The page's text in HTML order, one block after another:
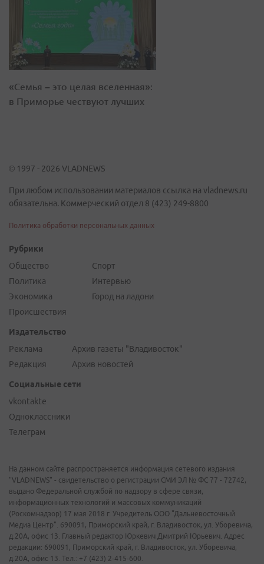
«Семья – это целая вселенная»:
в Приморье чествуют лучших
© 1997 - 2026 VLADNEWS
При любом использовании материалов ссылка на vladnews.ru
обязательна. Коммерческий отдел 8 (423) 249-8800
Политика обработки персональных данных
Рубрики
Общество
Политика
Экономика
Происшествия
Спорт
Интервью
Город на ладони
Издательство
Реклама
Редакция
Архив газеты "Владивосток"
Архив новостей
Социальные сети
vkontakte
Одноклассники
Телеграм
На данном сайте распространяется информация сетевого издания
"VLADNEWS" - свидетельство о регистрации СМИ ЭЛ № ФС 77 - 72742,
выдано Федеральной службой по надзору в сфере связи,
информационных технологий и массовых коммуникаций
(Роскомнадзор) 17 мая 2018 г. Учредитель ООО "Дальневосточный
Медиа Центр". 690091, Приморский край, г. Владивосток, ул. Уборевича,
д.20А, офис 13. Главный редактор Юркевич Дмитрий Юрьевич. Адрес
редакции: 690091, Приморский край, г. Владивосток, ул. Уборевича,
д.20А, офис 13. Тел.: +7 (423) 2-415-600.